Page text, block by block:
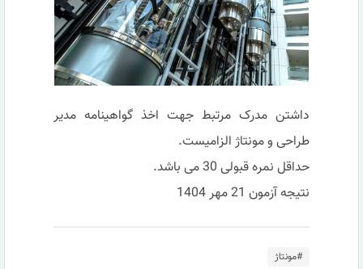
داشتن مدرک مرتبط جهت اخذ گواهینامه مدیر
طراحی و مونتاژ الزامیست.
حداقل نمره قبولی 30 می باشد.
نتیجه آزمون 21 مهر 1404
#مونتاژ